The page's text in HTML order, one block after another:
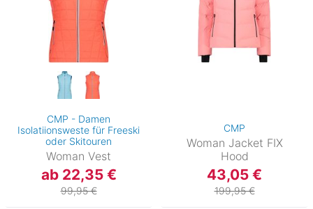
CMP - Damen
Isolatiionsweste für Freeski
oder Skitouren
Woman Vest
ab 22,35 €
99,95 €
CMP
Woman Jacket FIX
Hood
43,05 €
199,95 €